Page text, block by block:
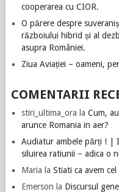
cooperarea cu CIOR.
O părere despre
războiului hibrid și al
asupra României.
Ziua Aviației – oameni,
COMENTARII
stiri_ultima_ora la Cum,
arunce Romania in aer?
Audiatur ambele părți ! |
siluirea ratiunii – adica o
Maria la Stiati ca avem
Emerson la Discursul